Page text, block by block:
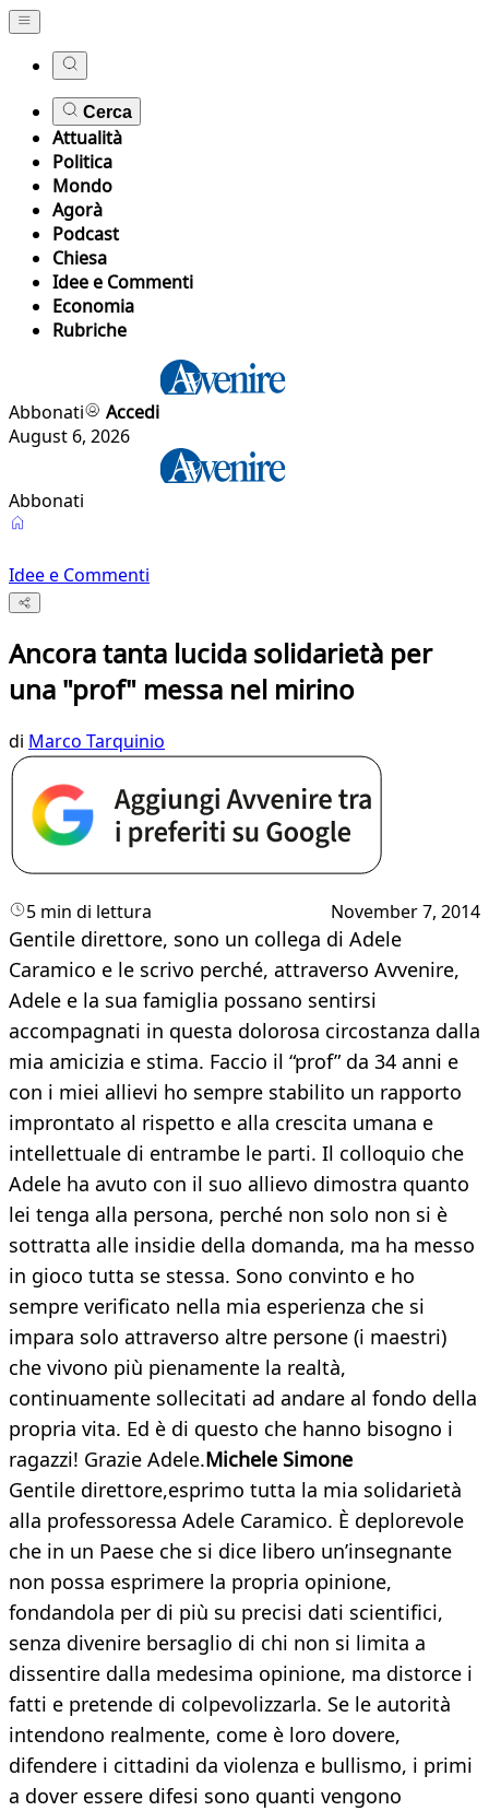
Cerca
Attualità
Politica
Mondo
Agorà
Podcast
Chiesa
Idee e Commenti
Economia
Rubriche
Abbonati
Accedi
August 6, 2026
Abbonati
Idee e Commenti
Ancora tanta lucida solidarietà per
una "prof" messa nel mirino
di Marco Tarquinio
5 min di lettura November 7, 2014
​Gentile direttore, sono un collega di Adele
Caramico e le scrivo perché, attraverso Avvenire,
Adele e la sua famiglia possano sentirsi
accompagnati in questa dolorosa circostanza dalla
mia amicizia e stima. Faccio il “prof” da 34 anni e
con i miei allievi ho sempre stabilito un rapporto
improntato al rispetto e alla crescita umana e
intellettuale di entrambe le parti. Il colloquio che
Adele ha avuto con il suo allievo dimostra quanto
lei tenga alla persona, perché non solo non si è
sottratta alle insidie della domanda, ma ha messo
in gioco tutta se stessa. Sono convinto e ho
sempre verificato nella mia esperienza che si
impara solo attraverso altre persone (i maestri)
che vivono più pienamente la realtà,
continuamente sollecitati ad andare al fondo della
propria vita. Ed è di questo che hanno bisogno i
ragazzi! Grazie Adele.Michele Simone
Gentile direttore,esprimo tutta la mia solidarietà
alla professoressa Adele Caramico. È deplorevole
che in un Paese che si dice libero un’insegnante
non possa esprimere la propria opinione,
fondandola per di più su precisi dati scientifici,
senza divenire bersaglio di chi non si limita a
dissentire dalla medesima opinione, ma distorce i
fatti e pretende di colpevolizzarla. Se le autorità
intendono realmente, come è loro dovere,
difendere i cittadini da violenza e bullismo, i primi
a dover essere difesi sono quanti vengono